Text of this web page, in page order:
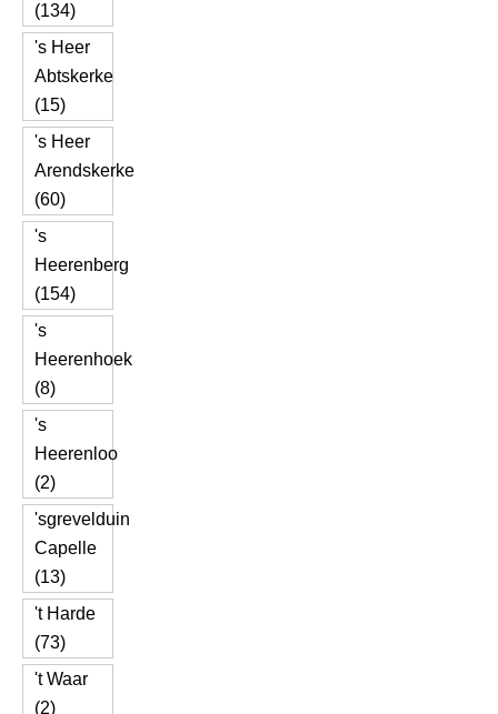
(134)
's Heer
Abtskerke
(15)
's Heer
Arendskerke
(60)
's
Heerenberg
(154)
's
Heerenhoek
(8)
's
Heerenloo
(2)
'sgrevelduin
Capelle
(13)
't Harde
(73)
't Waar
(2)